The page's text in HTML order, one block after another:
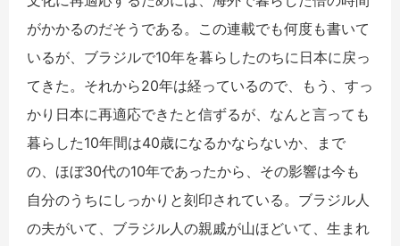
がかかるのだそうである。この連載でも何度も書いて
いるが、ブラジルで10年を暮らしたのちに日本に戻っ
てきた。それから20年は経っているので、もう、すっ
かり日本に再適応できたと信ずるが、なんと言っても
暮らした10年間は40歳になるかならないか、まで
の、ほぼ30代の10年であったから、その影響は今も
自分のうちにしっかりと刻印されている。ブラジル人
の夫がいて、ブラジル人の親戚が山ほどいて、生まれ